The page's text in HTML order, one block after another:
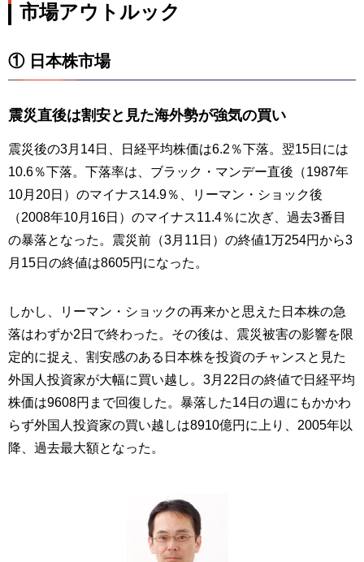
市場アウトルック
① 日本株市場
震災直後は割安と見た海外勢が強気の買い
震災後の3月14日、日経平均株価は6.2％下落。翌15日には
10.6％下落。下落率は、ブラック・マンデー直後（1987年
10月20日）のマイナス14.9％、リーマン・ショック後
（2008年10月16日）のマイナス11.4％に次ぎ、過去3番目
の暴落となった。震災前（3月11日）の終値1万254円から3
月15日の終値は8605円になった。
しかし、リーマン・ショックの再来かと思えた日本株の急
落はわずか2日で終わった。その後は、震災被害の影響を限
定的に捉え、割安感のある日本株を投資のチャンスと見た
外国人投資家が大幅に買い越し。3月22日の終値で日経平均
株価は9608円まで回復した。暴落した14日の週にもかかわ
らず外国人投資家の買い越しは8910億円に上り、2005年以
降、過去最大額となった。